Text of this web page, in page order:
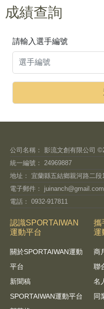
成績查詢
請輸入選手編號
公司名稱： 影流文創有限公司
統一編號： 24969887
地址： 宜蘭縣五結鄉親河路二段
電子郵件： juinanch@gmail.com
電話： 0932-917811
認識SPORTAIWAN
運動平台
關於SPORTAIWAN運動
平台
新聞稿
SPORTAIWAN運動平台
攜
運
商
聯
名
同